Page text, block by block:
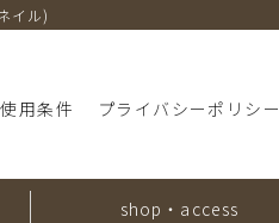
イル)
用条件 プライバシーポリシー
shop・access